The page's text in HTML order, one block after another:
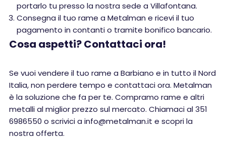
portarlo tu presso la nostra sede a Villafontana.
Consegna il tuo rame a Metalman e ricevi il tuo
pagamento in contanti o tramite bonifico bancario.
Cosa aspetti? Contattaci ora!
Se vuoi vendere il tuo rame a Barbiano e in tutto il Nord
Italia, non perdere tempo e contattaci ora. Metalman
è la soluzione che fa per te. Compramo rame e altri
metalli al miglior prezzo sul mercato. Chiamaci al 351
6986550 o scrivici a info@metalman.it e scopri la
nostra offerta.